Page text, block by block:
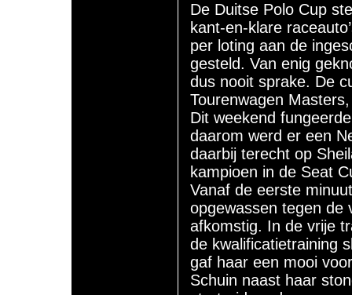
De Duitse Polo Cup
kant-en-klare
per loting aan de
gesteld. Van enig
dus nooit sprake. De
Tourenwagen
Dit weekend
daarom werd er een
daarbij terecht op
kampioen in de Seat
Vanaf de eerste
opgewassen tegen de
afkomstig. In de vrije
de kwalificatietraining
gaf haar een mooi
Schuin naast haar